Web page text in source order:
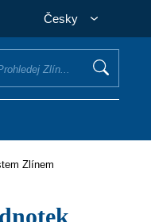
Česky
Potřebuji zaplatit
Zlínem